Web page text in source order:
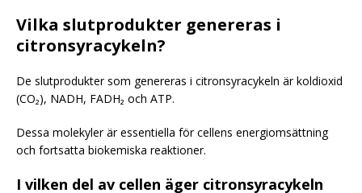
Vilka slutprodukter genereras i
citronsyracykeln?
De slutprodukter som genereras i citronsyracykeln är koldioxid
(CO₂), NADH, FADH₂ och ATP.
Dessa molekyler är essentiella för cellens energiomsättning
och fortsatta biokemiska reaktioner.
I vilken del av cellen äger citronsyracykeln